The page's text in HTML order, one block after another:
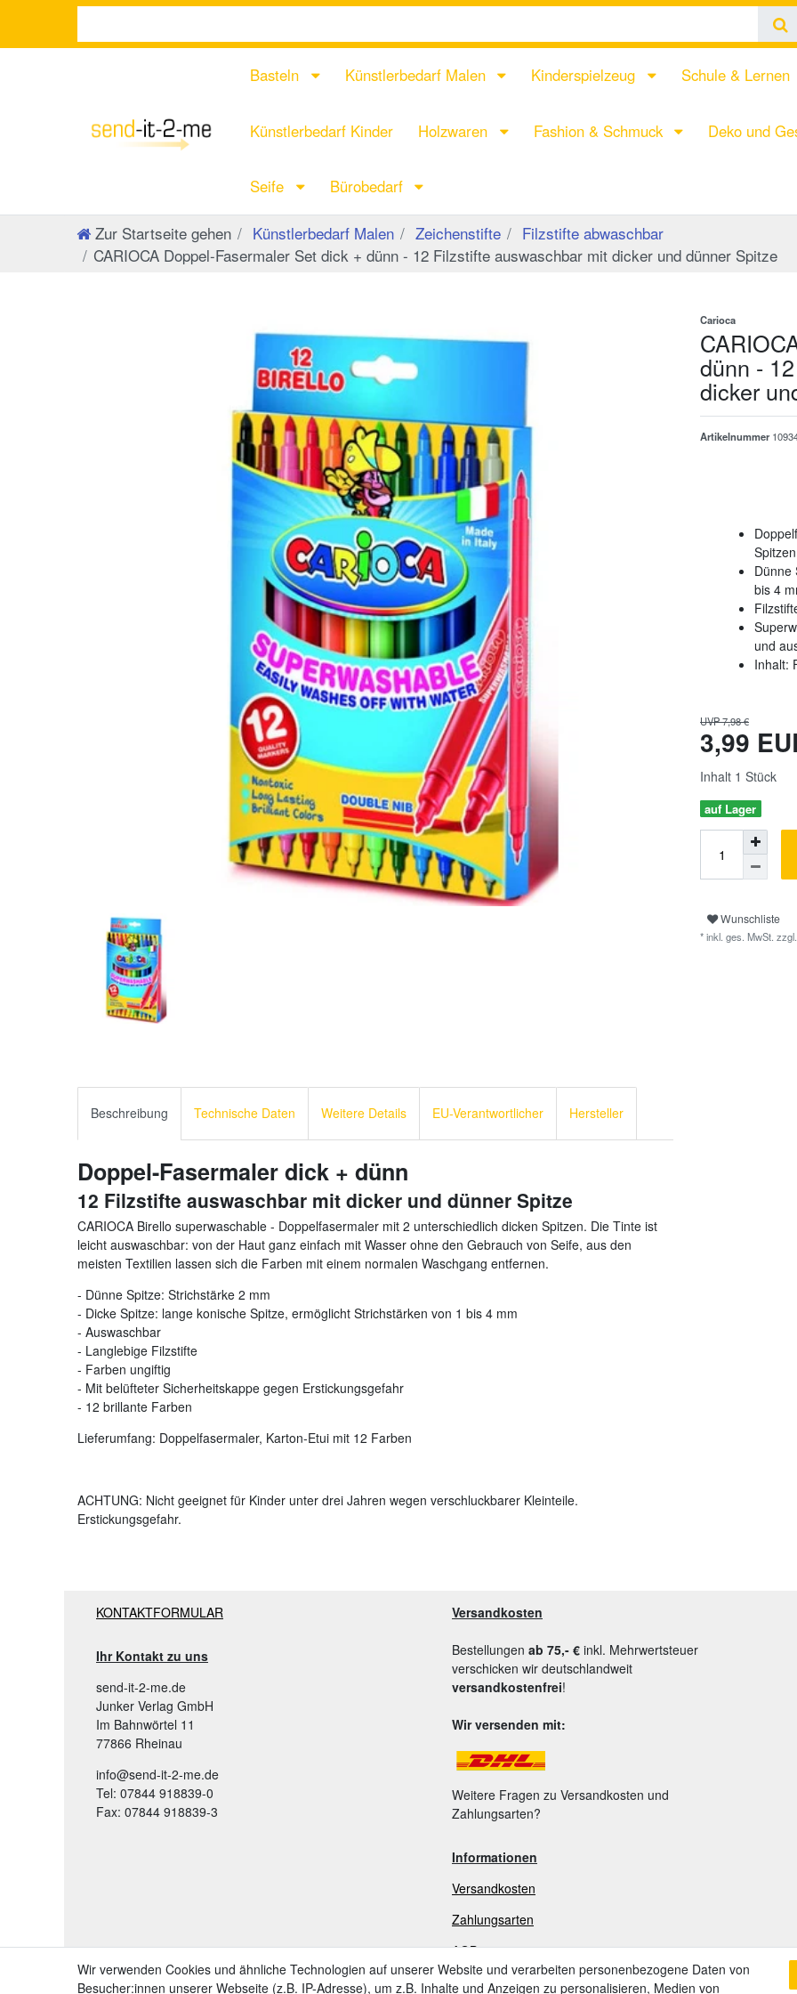
Basteln Künstlerbedarf Malen Kinderspielzeug Schule & Lernen
Künstlerbedarf Kinder Holzwaren Fashion & Schmuck Deko und
Seife Bürobedarf
Zur Startseite gehen Künstlerbedarf Malen Zeichenstifte
Filzstifte abwaschbar
CARIOCA Doppel-Fasermaler Set dick + dünn - 12 Filzstifte auswaschbar mit dicker und dünner Spitze
Carioca
dünn -
dicker
Artikelnummer
Spitzen
Dünne
bis 4
und
Inhalt:
UVP 7,98 €
3,99
Inhalt 1 Stück
auf Lager
Wunschliste
* inkl. ges. MwSt. zzgl.
Beschreibung Technische Daten Weitere Details EU-Verantwortlicher Hersteller
Doppel-Fasermaler dick + dünn
12 Filzstifte auswaschbar mit dicker und dünner Spitze
CARIOCA Birello superwaschable - Doppelfasermaler mit 2 unterschiedlich dicken Spitzen. Die Tinte ist
leicht auswaschbar: von der Haut ganz einfach mit Wasser ohne den Gebrauch von Seife, aus den
meisten Textilien lassen sich die Farben mit einem normalen Waschgang entfernen.
- Dünne Spitze: Strichstärke 2 mm
- Dicke Spitze: lange konische Spitze, ermöglicht Strichstärken von 1 bis 4 mm
- Auswaschbar
- Langlebige Filzstifte
- Farben ungiftig
- Mit belüfteter Sicherheitskappe gegen Erstickungsgefahr
- 12 brillante Farben
Lieferumfang: Doppelfasermaler, Karton-Etui mit 12 Farben
ACHTUNG: Nicht geeignet für Kinder unter drei Jahren wegen verschluckbarer Kleinteile.
Erstickungsgefahr.
KONTAKTFORMULAR
Ihr Kontakt zu uns
send-it-2-me.de
Junker Verlag GmbH
Im Bahnwörtel 11
77866 Rheinau
info@send-it-2-me.de
Tel: 07844 918839-0
Fax: 07844 918839-3
Versandkosten
Bestellungen ab 75,- € inkl. Mehrwertsteuer
verschicken wir deutschlandweit
versandkostenfrei!
Wir versenden mit:
Weitere Fragen zu Versandkosten und
Zahlungsarten?
Informationen
Versandkosten
Zahlungsarten
AGB
Widerrufsrecht
Wir verwenden Cookies und ähnliche Technologien auf unserer Website und verarbeiten personenbezogene Daten von
Besucher:innen unserer Webseite (z.B. IP-Adresse), um z.B. Inhalte und Anzeigen zu personalisieren, Medien von